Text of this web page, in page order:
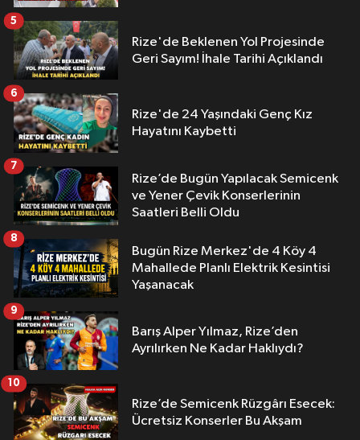
Rize'de Beklenen Yol Projesinde
Geri Sayım! İhale Tarihi Açıklandı
5
Rize'de 24 Yaşındaki Genç Kız
Hayatını Kaybetti
6
Rize’de Bugün Yapılacak Semicenk
ve Yener Çevik Konserlerinin
Saatleri Belli Oldu
7
Bugün Rize Merkez'de 4 Köy 4
Mahallede Planlı Elektrik Kesintisi
Yaşanacak
8
Barış Alper Yılmaz, Rize’den
Ayrılırken Ne Kadar Haklıydı?
9
Rize’de Semicenk Rüzgârı Esecek:
Ücretsiz Konserler Bu Akşam
10